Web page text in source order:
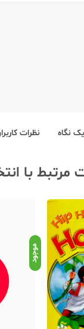
نگاه نظرات
مرتبط با
موجود